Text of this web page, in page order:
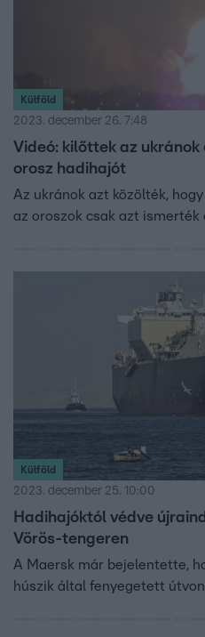
Külföld
2023. december 26. 7:48
Videó: kilőttek az
orosz hadihajót
Az ukránok azt közölték,
az oroszok csak azt ismerték
Külföld
2023. december 25. 10:00
Hadihajóktól védve
Vörös-tengeren
A Maersk már bejelentette,
húszik által fenyegetett